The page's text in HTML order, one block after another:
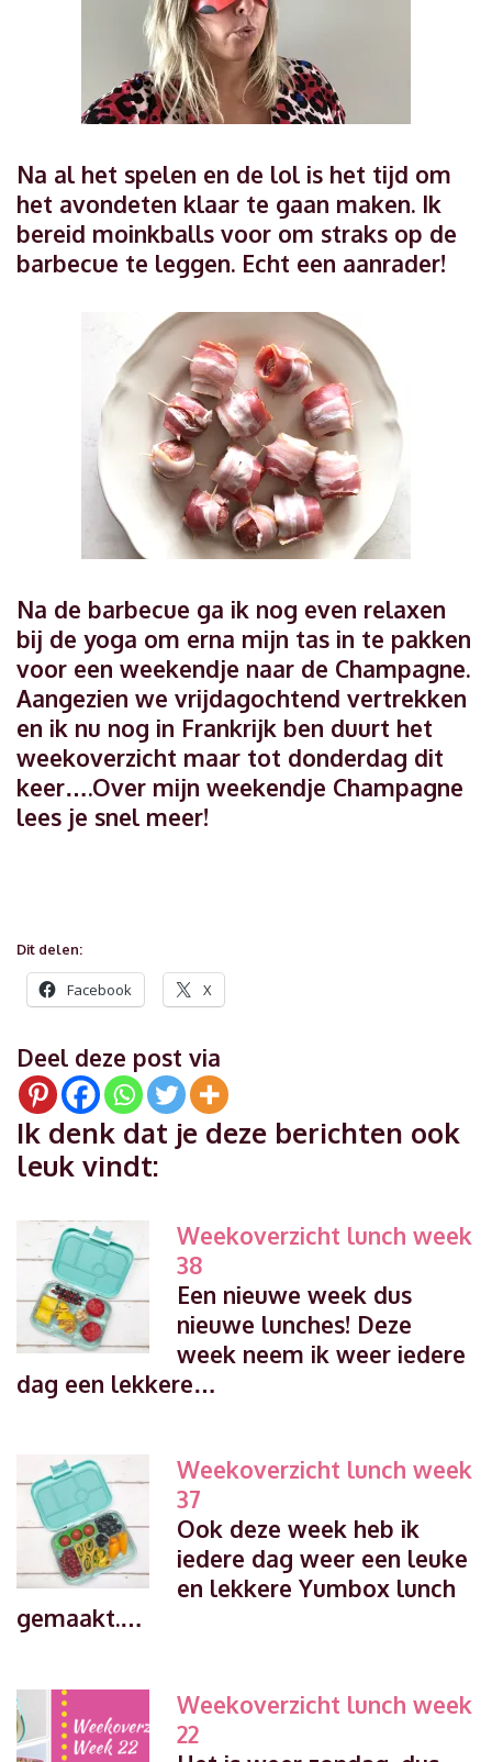
Na al het spelen en de lol is het tijd om
het avondeten klaar te gaan maken. Ik
bereid moinkballs voor om straks op de
barbecue te leggen. Echt een aanrader!
Na de barbecue ga ik nog even relaxen
bij de yoga om erna mijn tas in te pakken
voor een weekendje naar de Champagne.
Aangezien we vrijdagochtend vertrekken
en ik nu nog in Frankrijk ben duurt het
weekoverzicht maar tot donderdag dit
keer….Over mijn weekendje Champagne
lees je snel meer!
Dit delen:
Facebook X
Deel deze post via
Ik denk dat je deze berichten ook
leuk vindt:
Weekoverzicht lunch week
38
Een nieuwe week dus
nieuwe lunches! Deze
week neem ik weer iedere
dag een lekkere…
Weekoverzicht lunch week
37
Ook deze week heb ik
iedere dag weer een leuke
en lekkere Yumbox lunch
gemaakt.…
Weekoverzicht lunch week
22